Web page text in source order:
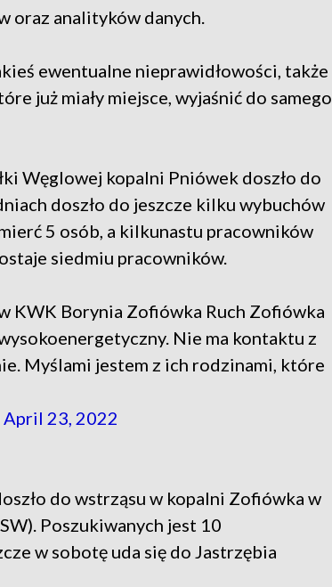
oraz analityków danych.
ewentualne nieprawidłowości, także
już miały miejsce, wyjaśnić do samego
Węglowej kopalni Pniówek doszło do
doszło do jeszcze kilku wybuchów
5 osób, a kilkunastu pracowników
siedmiu pracowników.
KWK Borynia Zofiówka Ruch Zofiówka
Nie ma kontaktu z
Myślami jestem z ich rodzinami, które
April 23, 2022
do wstrząsu w kopalni Zofiówka w
Poszukiwanych jest 10
w sobotę uda się do Jastrzębia